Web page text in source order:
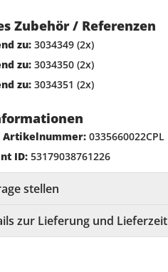
Zubehör / Referenzen
zu: 3034349 (2x)
zu: 3034350 (2x)
zu: 3034351 (2x)
Artikelnummer: 0335660022CPL
ID: 53179038761226
stellen
zur Lieferung und Lieferzeit